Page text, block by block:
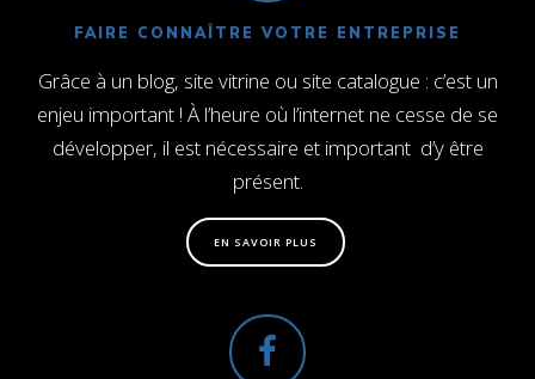
FAIRE CONNAÎTRE VOTRE ENTREPRISE
Grâce à un blog, site vitrine ou site catalogue : c’est un
enjeu important ! À l’heure où l’internet ne cesse de se
développer, il est nécessaire et important d’y être
présent.
EN SAVOIR PLUS